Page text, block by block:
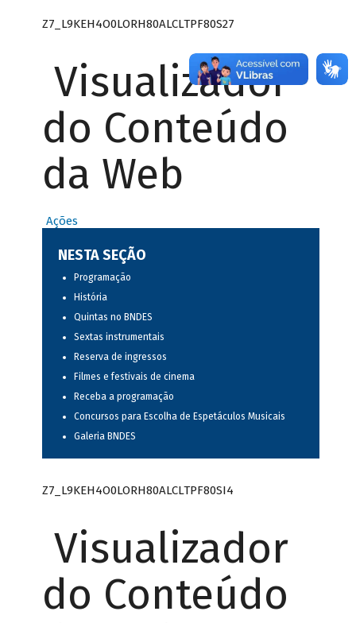
Z7_L9KEH4O0LORH80ALCLTPF80S27
Visualizador
do Conteúdo
da Web
Ações
NESTA SEÇÃO
Programação
História
Quintas no BNDES
Sextas instrumentais
Reserva de ingressos
Filmes e festivais de cinema
Receba a programação
Concursos para Escolha de Espetáculos Musicais
Galeria BNDES
Z7_L9KEH4O0LORH80ALCLTPF80SI4
Visualizador
do Conteúdo